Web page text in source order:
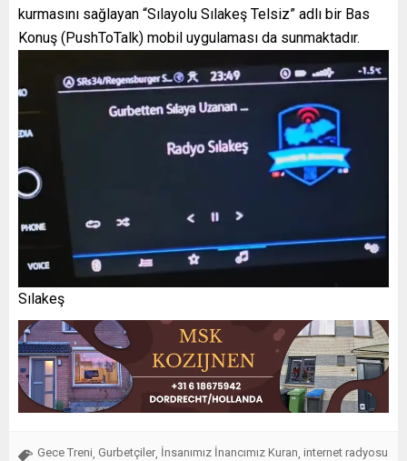
kurmasını sağlayan “Sılayolu Sılakeş Telsiz” adlı bir Bas
Konuş (PushToTalk) mobil uygulaması da sunmaktadır.
Sılakeş
Gece Treni Gurbetçiler İnsanımız İnancımız Kuran internet radyosu